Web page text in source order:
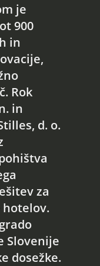
je
900
in
Rok
in
d. o.
za
Slovenije
dosežke.